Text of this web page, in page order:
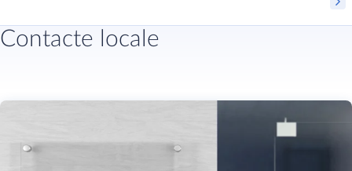
Contacte locale